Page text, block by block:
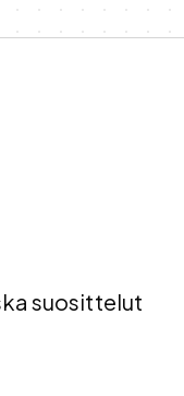
suosittelut